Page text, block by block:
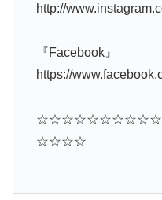
http://
『Facebook』
https://
☆☆☆☆